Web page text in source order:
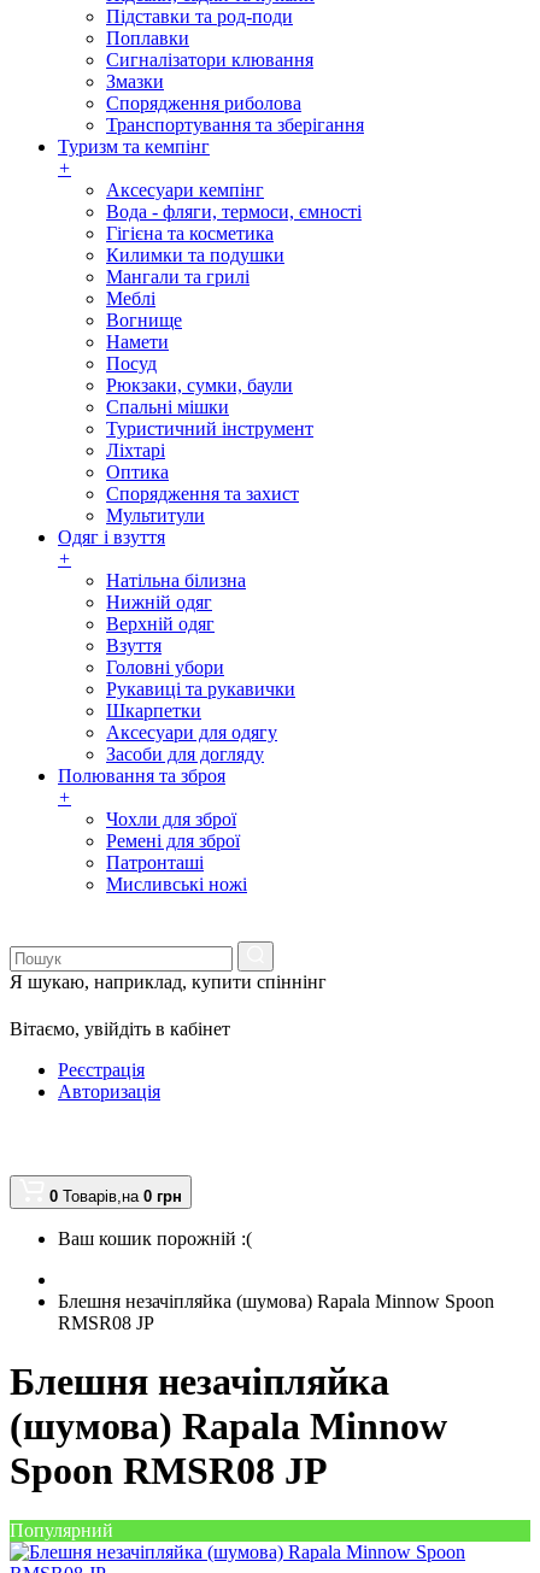
Підставки та род-поди
Поплавки
Сигналізатори клювання
Змазки
Спорядження риболова
Транспортування та зберігання
Туризм та кемпінг
+
Аксесуари кемпінг
Вода - фляги, термоси, ємності
Гігієна та косметика
Килимки та подушки
Мангали та грилі
Меблі
Вогнище
Намети
Посуд
Рюкзаки, сумки, баули
Спальні мішки
Туристичний інструмент
Ліхтарі
Оптика
Спорядження та захист
Мультитули
Одяг і взуття
+
Натільна білизна
Нижній одяг
Верхній одяг
Взуття
Головні убори
Рукавиці та рукавички
Шкарпетки
Аксесуари для одягу
Засоби для догляду
Полювання та зброя
+
Чохли для зброї
Ремені для зброї
Патронташі
Мисливські ножі
Я шукаю, наприклад, купити спіннінг
Вітаємо, увійдіть в кабінет
Реєстрація
Авторизація
0 Товарів,на 0 грн
Ваш кошик порожній :(
Блешня незачіпляйка (шумова) Rapala Minnow Spoon
RMSR08 JP
Блешня незачіпляйка
(шумова) Rapala Minnow
Spoon RMSR08 JP
Популярний